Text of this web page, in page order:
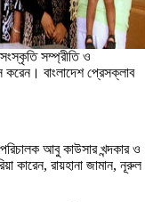
সম্প্রীতি ও
করেন। বাংলাদেশ প্রেসক্লাব
আবু কাউসার খন্দকার ও
কারেন, রায়হানা জামান, নূরুল